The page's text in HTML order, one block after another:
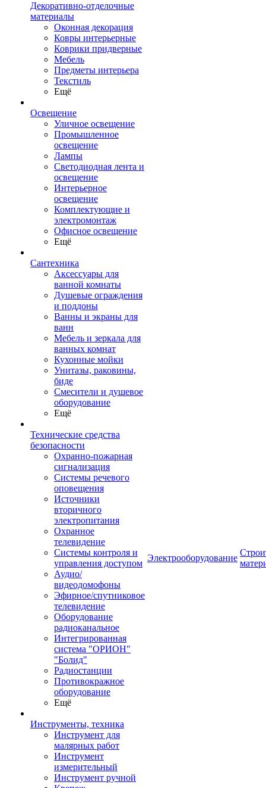
Декоративно-отделочные
материалы
Оконная декорация
Ковры интерьерные
Коврики придверные
Мебель
Предметы интерьера
Текстиль
Ещё
Освещение
Уличное освещение
Промышленное
освещение
Лампы
Светодиодная лента и
освещение
Интерьерное
освещение
Комплектующие и
электромонтаж
Офисное освещение
Ещё
Сантехника
Аксессуары для
ванной комнаты
Душевые ограждения
и поддоны
Ванны и экраны для
ванн
Мебель и зеркала для
ванных комнат
Кухонные мойки
Унитазы, раковины,
биде
Смесители и душевое
оборудование
Ещё
Технические средства
безопасности
Охранно-пожарная
сигнализация
Системы речевого
оповещения
Источники
вторичного
электропитания
Охранное
телевидение
Системы контроля и
управления доступом
Аудио/
видеодомофоны
Эфирное/спутниковое
телевидение
Оборудование
радиоканальное
Интегрированная
система "ОРИОН"
"Болид"
Радиостанции
Противокражное
оборудование
Ещё
Инструменты, техника
Инструмент для
малярных работ
Инструмент
измерительный
Инструмент ручной
Электрооборудование